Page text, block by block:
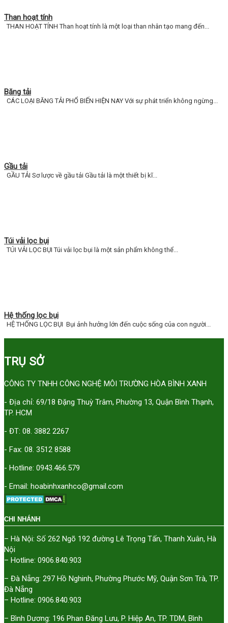
Than hoạt tính
THAN HOẠT TÍNH Than hoạt tính là một loại than nhân tạo mang đến...
Băng tải
CÁC LOẠI BĂNG TẢI PHỔ BIẾN HIỆN NAY Với sự phát triển không ngừng...
Gầu tải
GẦU TẢI Sơ lược về gầu tải Gầu tải là một thiết bị kĩ...
Túi vải lọc bụi
TÚI VẢI LỌC BỤI Túi vải lọc bụi là một sản phẩm không thể...
Hệ thống lọc bụi
HỆ THỐNG LỌC BỤI Bụi ảnh hưởng lớn đến cuộc sống của con người...
TRỤ SỞ
CÔNG TY TNHH CÔNG NGHỆ MÔI TRƯỜNG HÒA BÌNH XANH
- Địa chỉ: 69/18 Đặng Thuỳ Trâm, Phường 13, Quận Bình Thạnh,
TP. HCM
- ĐT: 08. 3882 2267
- Fax: 08. 3512 8588
- Hotline: 0943.466.579
- Email: hoabinhxanhco@gmail.com
CHI NHÁNH
– Hà Nội: Số 262 Ngõ 192 đường Lê Trọng Tấn, Thanh Xuân, Hà
Nội
– Hotline: 0906.840.903
– Đà Nẵng: 297 Hồ Nghinh, Phường Phước Mỹ, Quận Sơn Trà, TP.
Đà Nẵng
– Hotline: 0906.840.903
– Bình Dương: 196 Phan Đăng Lưu, P. Hiệp An, TP. TDM, Bình